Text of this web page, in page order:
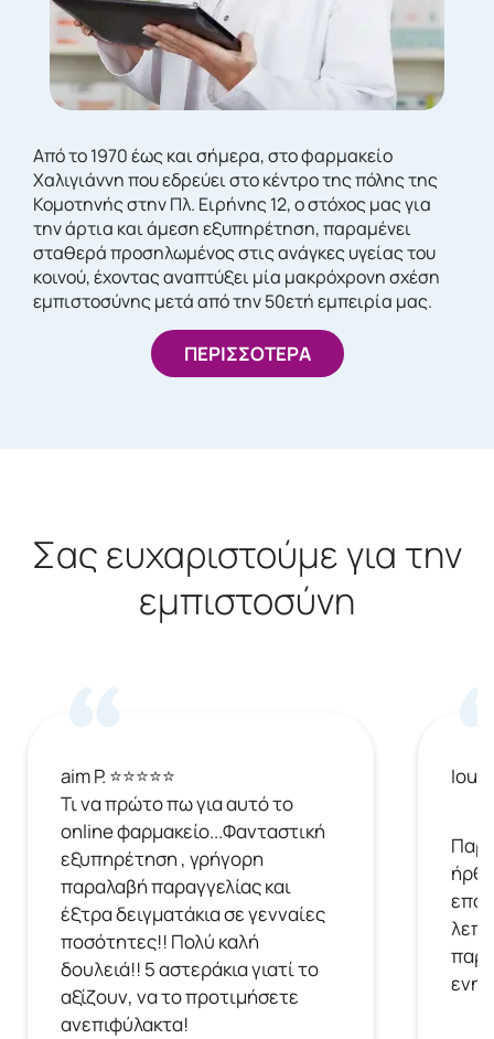
Από το 1970 έως και σήμερα, στο φαρμακείο
Χαλιγιάννη που εδρεύει στο κέντρο της πόλης της
Κομοτηνής στην Πλ. Ειρήνης 12, ο στόχος μας για
την άρτια και άμεση εξυπηρέτηση, παραμένει
σταθερά προσηλωμένος στις ανάγκες υγείας του
κοινού, έχοντας αναπτύξει μία μακρόχρονη σχέση
εμπιστοσύνης μετά από την 50ετή εμπειρία μας.
ΠΕΡΙΣΣΟΤΕΡΑ
Σας ευχαριστούμε για την
εμπιστοσύνη
aim P. ⭐⭐⭐⭐⭐
Τι να πρώτο πω για αυτό το
online φαρμακείο...Φανταστική
εξυπηρέτηση , γρήγορη
παραλαβή παραγγελίας και
έξτρα δειγματάκια σε γενναίες
ποσότητες!! Πολύ καλή
δουλειά!! 5 αστεράκια γιατί το
αξίζουν, να το προτιμήσετε
ανεπιφύλακτα!
Ioulia